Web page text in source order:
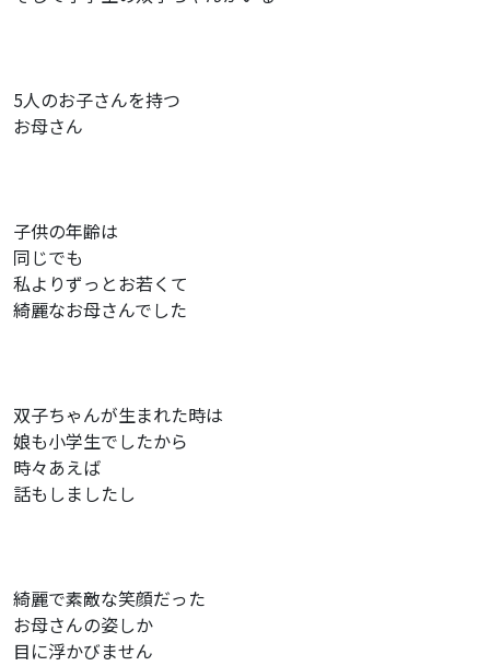
5人のお子さんを持つ
お母さん
子供の年齢は
同じでも
私よりずっとお若くて
綺麗なお母さんでした
双子ちゃんが生まれた時は
娘も小学生でしたから
時々あえば
話もしましたし
綺麗で素敵な笑顔だった
お母さんの姿しか
目に浮かびません